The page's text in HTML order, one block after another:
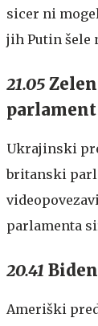
sicer ni
jih Putin šele
21.05
parlament
Ukrajinski
britanski
parlamenta
20.41
Ameriški